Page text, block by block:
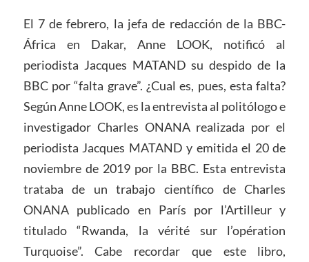
El 7 de febrero, la jefa de redacción de la BBC-
África en Dakar, Anne LOOK, notificó al
periodista Jacques MATAND su despido de la
BBC por “falta grave”. ¿Cual es, pues, esta falta?
Según Anne LOOK, es la entrevista al politólogo e
investigador Charles ONANA realizada por el
periodista Jacques MATAND y emitida el 20 de
noviembre de 2019 por la BBC. Esta entrevista
trataba de un trabajo científico de Charles
ONANA publicado en París por l’Artilleur y
titulado “Rwanda, la vérité sur l’opération
Turquoise”. Cabe recordar que este libro,